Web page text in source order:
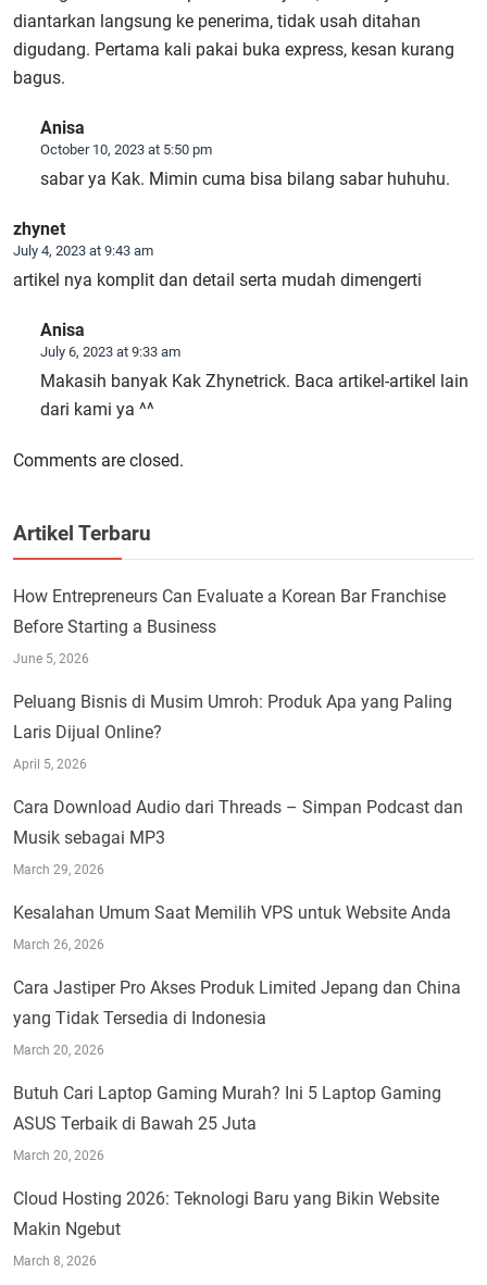
diantarkan langsung ke penerima, tidak usah ditahan
digudang. Pertama kali pakai buka express, kesan kurang
bagus.
Anisa
October 10, 2023 at 5:50 pm
sabar ya Kak. Mimin cuma bisa bilang sabar huhuhu.
zhynet
July 4, 2023 at 9:43 am
artikel nya komplit dan detail serta mudah dimengerti
Anisa
July 6, 2023 at 9:33 am
Makasih banyak Kak Zhynetrick. Baca artikel-artikel lain
dari kami ya ^^
Comments are closed.
Artikel Terbaru
How Entrepreneurs Can Evaluate a Korean Bar Franchise
Before Starting a Business
June 5, 2026
Peluang Bisnis di Musim Umroh: Produk Apa yang Paling
Laris Dijual Online?
April 5, 2026
Cara Download Audio dari Threads – Simpan Podcast dan
Musik sebagai MP3
March 29, 2026
Kesalahan Umum Saat Memilih VPS untuk Website Anda
March 26, 2026
Cara Jastiper Pro Akses Produk Limited Jepang dan China
yang Tidak Tersedia di Indonesia
March 20, 2026
Butuh Cari Laptop Gaming Murah? Ini 5 Laptop Gaming
ASUS Terbaik di Bawah 25 Juta
March 20, 2026
Cloud Hosting 2026: Teknologi Baru yang Bikin Website
Makin Ngebut
March 8, 2026